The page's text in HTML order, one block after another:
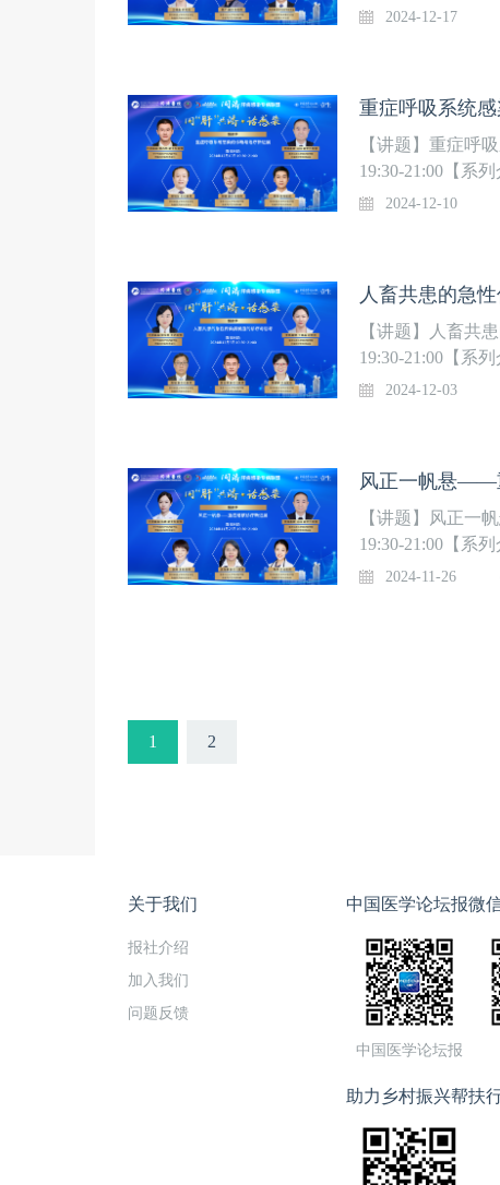
大学同济医学院
2024-12-17
【讲题】重症呼
19:30-21:00【系
梯队，华中科技
2024-12-10
【讲题】人畜共
19:30-21:00【系
梯队，华中科技
2024-12-03
【讲题】风正一
19:30-21:00【系
梯队，华中科技
2024-11-26
1 2
关于我们
报社介绍
加入我们
问题反馈
中国医学论坛报微
中国医学论坛报
助力乡村振兴帮扶